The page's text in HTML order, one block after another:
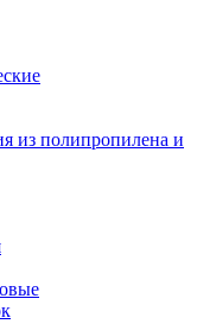
из полипропилена и